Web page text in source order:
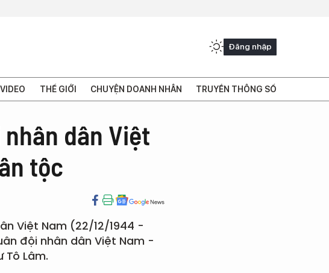
Đăng nhập
THẾ GIỚI CHUYỆN DOANH NHÂN TRUYỀN THÔNG SỐ
nhân dân Việt
tộc
Việt Nam (22/12/1944 -
đội nhân dân Việt Nam -
Tô Lâm.